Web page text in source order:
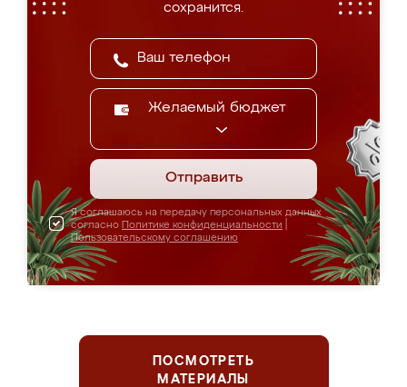
сохранится.
Желаемый бюджет
Отправить
Я соглашаюсь на передачу персональных данных
согласно Политике конфиденциальности
Пользовательскому соглашению
ПОСМОТРЕТЬ
МАТЕРИАЛЫ